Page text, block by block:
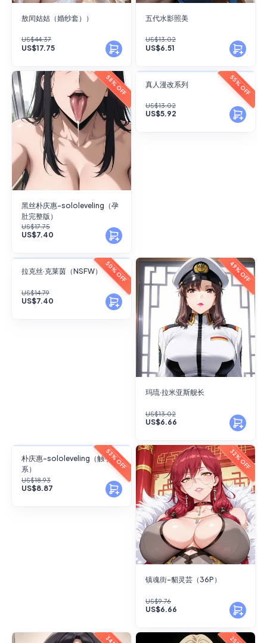
敖闰姑姑（婚纱套））
US$44.37
US$17.75
五代水影照美
US$13.02
US$6.51
58% OFF
黑丝朴庆惠-sololeveling（孕
肚完整版）
US$17.75
US$7.40
FANSKY 55% OFF
真人漫改系列
US$13.02
US$5.92
FANSKY 50% OFF
拉克丝·克莱茵（NSFW）
US$14.79
US$7.40
49% OFF
玛琉·拉米亚斯舰长
US$13.02
US$6.66
FANSKY 53% OFF
朴庆惠-sololeveling（触手
系）
US$18.93
US$8.87
32% OFF
镇魂街-貂灵芸（36P）
US$9.76
US$6.66